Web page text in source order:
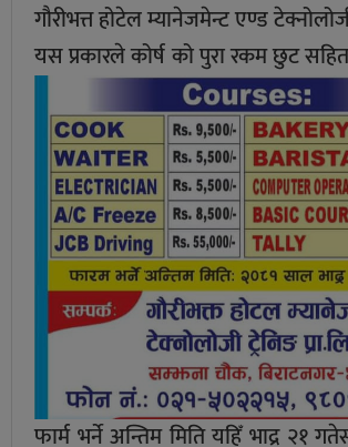
गौरीभत्त होटेल म्यानेजमेन्ट एण्ड
यस प्रकारले कोर्ष को पुरा रकम छुट
फार्म भर्ने अन्तिम मिति यहिँ भाद्र २१